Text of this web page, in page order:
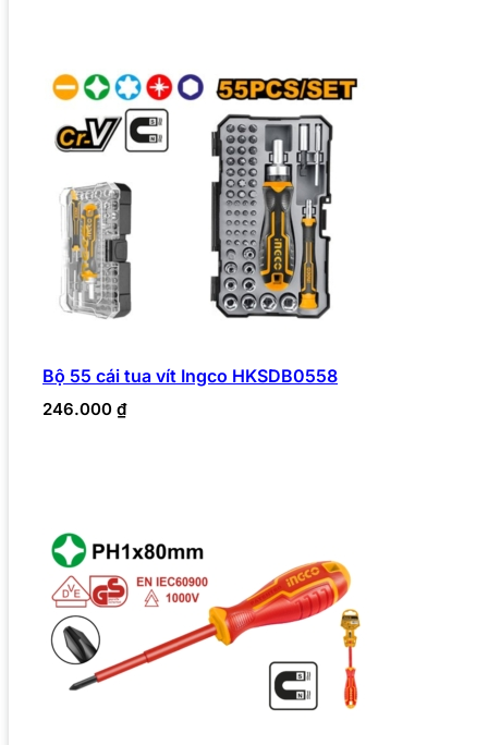
Bộ 55 cái tua vít Ingco HKSDB0558
246.000 ₫